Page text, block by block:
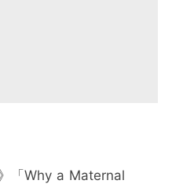
「Why a Maternal